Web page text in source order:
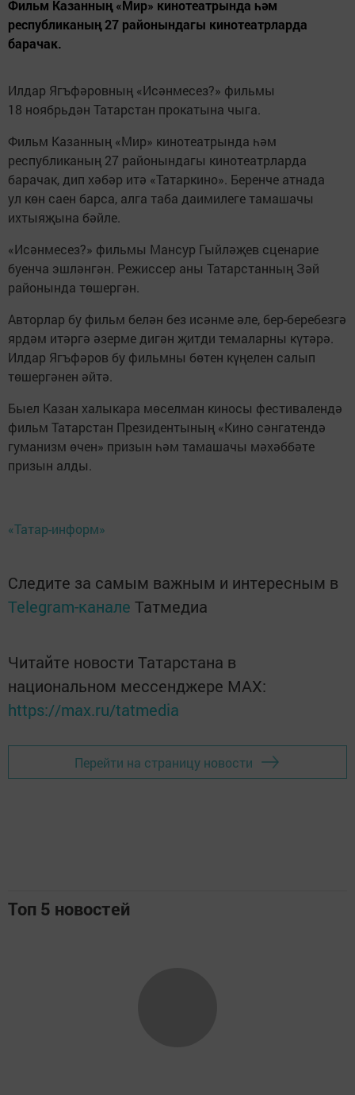
Фильм Казанның «Мир» кинотеатрында һәм
республиканың 27 районындагы кинотеатрларда
барачак.
Илдар Ягъфәровның «Исәнмесез?» фильмы
18 ноябрьдән Татарстан прокатына чыга.
Фильм Казанның «Мир» кинотеатрында һәм
республиканың 27 районындагы кинотеатрларда
барачак, дип хәбәр итә «Татаркино». Беренче атнада
ул көн саен барса, алга таба даимилеге тамашачы
ихтыяҗына бәйле.
«Исәнмесез?» фильмы Мансур Гыйләҗев сценарие
буенча эшләнгән. Режиссер аны Татарстанның Зәй
районында төшергән.
Авторлар бу фильм белән без исәнме әле, бер-беребезгә
ярдәм итәргә әзерме дигән җитди темаларны күтәрә.
Илдар Ягъфәров бу фильмны бөтен күңелен салып
төшергәнен әйтә.
Быел Казан халыкара мөселман киносы фестивалендә
фильм Татарстан Президентының «Кино сәнгатендә
гуманизм өчен» призын һәм тамашачы мәхәббәте
призын алды.
«Татар-информ»
Следите за самым важным и интересным в
Telegram-канале Татмедиа
Читайте новости Татарстана в
национальном мессенджере MАХ:
https://max.ru/tatmedia
Перейти на страницу новости
Топ 5 новостей